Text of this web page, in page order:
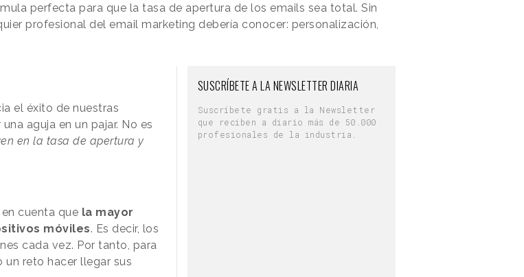
perfecta para que la tasa de apertura de los emails sea total. Sin
profesional del email marketing debería conocer: personalización,
el éxito de nuestras
aguja en un pajar. No es
en la tasa de apertura y
cuenta que la mayor
móviles. Es decir, los
cada vez. Por tanto, para
un reto hacer llegar sus
SUSCRÍBETE A LA NEWSLETTER DIARIA
Suscríbete gratis a la Newsletter
que reciben a diario más de 50.000
profesionales de la industria.